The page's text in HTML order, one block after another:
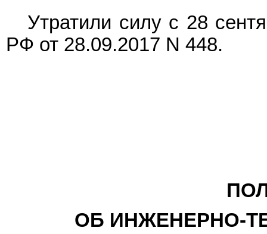
Утратили силу с 28
РФ от 28.09.2017 N 448.
ОБ ИНЖЕНЕРНО-